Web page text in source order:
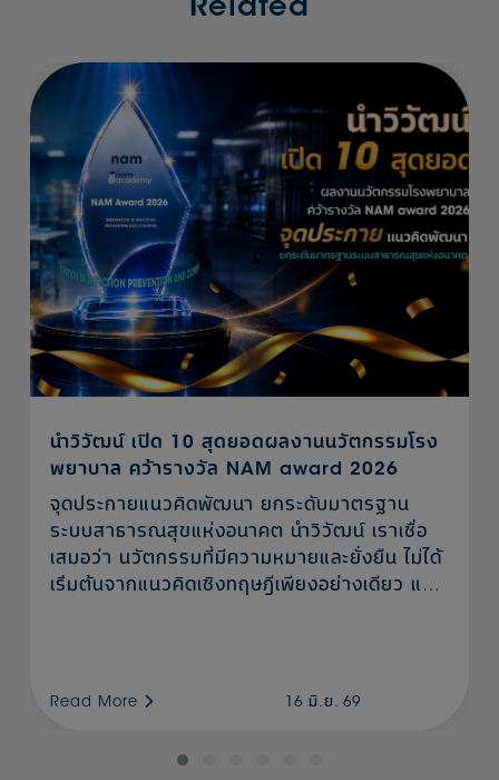
Related
นำวิวัฒน์ เปิด 10 สุดยอดผลงานนวัตกรรมโรง
พยาบาล คว้ารางวัล NAM award 2026
จุดประกายแนวคิดพัฒนา ยกระดับมาตรฐาน
ระบบสาธารณสุขแห่งอนาคต นำวิวัฒน์ เราเชื่อ
เสมอว่า นวัตกรรมที่มีความหมายและยั่งยืน ไม่ได้
เริ่มต้นจากแนวคิดเชิงทฤษฎีเพียงอย่างเดียว แต่
ร่วมกับ สำนักงานพัฒนาวิทยาศาสตร์และ
Read More 16 มิ.ย. 69